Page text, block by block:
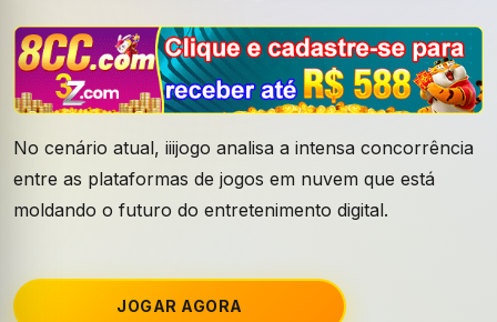
No cenário atual, iiijogo analisa a intensa concorrência
entre as plataformas de jogos em nuvem que está
moldando o futuro do entretenimento digital.
JOGAR AGORA